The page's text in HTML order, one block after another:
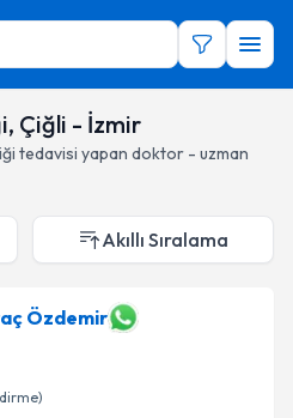
Çiğli - İzmir
tedavisi yapan doktor - uzman
Akıllı Sıralama
Özdemir